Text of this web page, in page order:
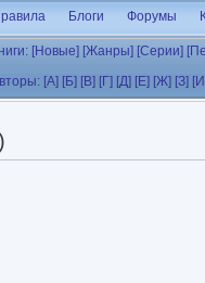
Блоги Форумы
[Новые] [Жанры] [Серии]
[А] [Б] [В] [Г] [Д] [Е] [Ж] [З]